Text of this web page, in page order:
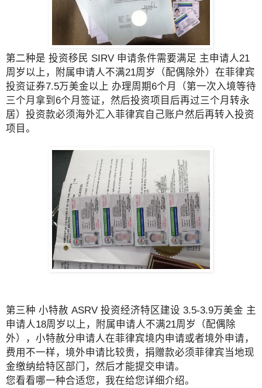
第二种是 投资移民 SIRV 申请条件需要满足 主申请人21
周岁以上，附属申请人不满21周岁（配偶除外）在菲律宾
投资证券7.5万美金以上 办理周期6个月（第一次入境等待
三个月拿到6个月签证，然后投资项目后再过三个月转永
居）投资款必须海外汇入菲律宾自己账户然后再转入投资
项目。
第三种 小特赦 ASRV 投资经济特区建设 3.5-3.9万美金 主
申请人18周岁以上，附属申请人不满21周岁（配偶除
外），小特赦分申请人在菲律宾境内申请或者境外申请，
费用不一样，境外申请比较贵，捐赠款必须菲律宾当地现
金缴纳给特区部门，然后才能提交申请。
您看看哪一种合适您，我在给您详细介绍。